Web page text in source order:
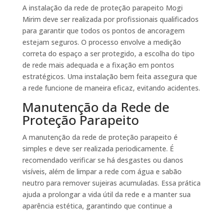
A instalação da rede de proteção parapeito Mogi
Mirim deve ser realizada por profissionais qualificados
para garantir que todos os pontos de ancoragem
estejam seguros. O processo envolve a medição
correta do espaço a ser protegido, a escolha do tipo
de rede mais adequada e a fixação em pontos
estratégicos. Uma instalação bem feita assegura que
a rede funcione de maneira eficaz, evitando acidentes.
Manutenção da Rede de
Proteção Parapeito
A manutenção da rede de proteção parapeito é
simples e deve ser realizada periodicamente. É
recomendado verificar se há desgastes ou danos
visíveis, além de limpar a rede com água e sabão
neutro para remover sujeiras acumuladas. Essa prática
ajuda a prolongar a vida útil da rede e a manter sua
aparência estética, garantindo que continue a